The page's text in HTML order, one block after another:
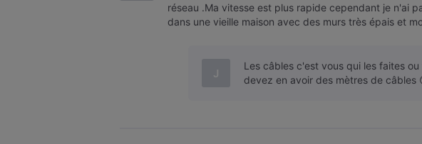
réseau .Ma vitesse est plus rapide cependant je n'ai
dans une vieille maison avec des murs très épais et
J
Les câbles c'est vous qui les faites
devez en avoir des mètres de câbles